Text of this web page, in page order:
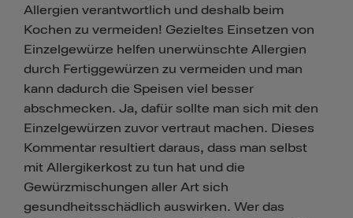
Allergien verantwortlich und deshalb beim
Kochen zu vermeiden! Gezieltes Einsetzen von
Einzelgewürze helfen unerwünschte Allergien
durch Fertiggewürzen zu vermeiden und man
kann dadurch die Speisen viel besser
abschmecken. Ja, dafür sollte man sich mit den
Einzelgewürzen zuvor vertraut machen. Dieses
Kommentar resultiert daraus, dass man selbst
mit Allergikerkost zu tun hat und die
Gewürzmischungen aller Art sich
gesundheitsschädlich auswirken. Wer das